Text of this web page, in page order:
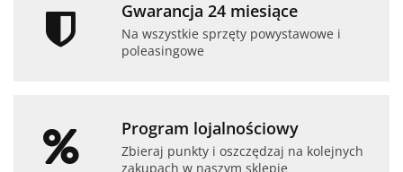
Gwarancja 24 miesiące
Na wszystkie sprzęty powystawowe i
poleasingowe
Program lojalnościowy
Zbieraj punkty i oszczędzaj na kolejnych
zakupach w naszym sklepie